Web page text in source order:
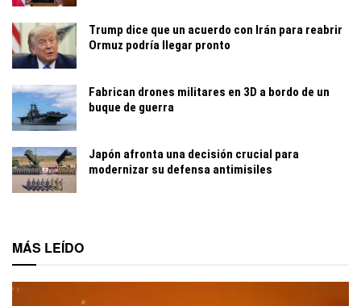
Trump dice que un acuerdo con Irán para reabrir
Ormuz podría llegar pronto
Fabrican drones militares en 3D a bordo de un
buque de guerra
Japón afronta una decisión crucial para
modernizar su defensa antimisiles
MÁS LEÍDO